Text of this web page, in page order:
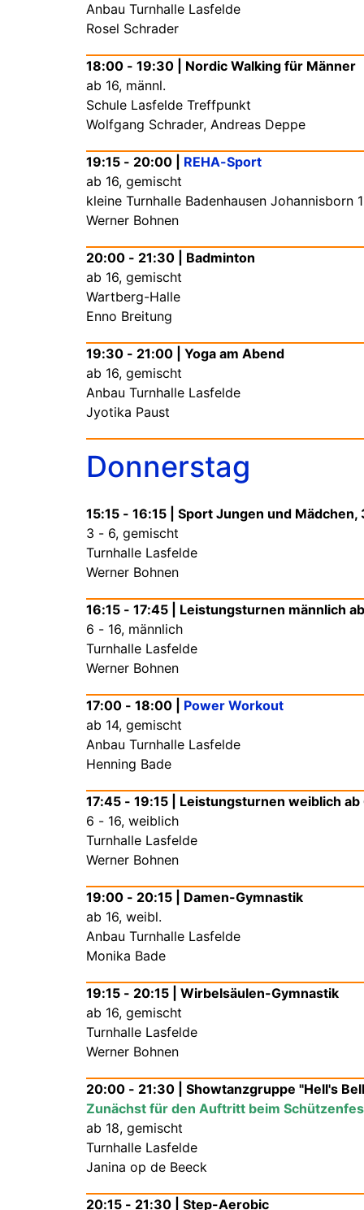
Anbau Turnhalle Lasfelde
Rosel Schrader
18:00 - 19:30 | Nordic Walking für Männer
ab 16, männl.
Schule Lasfelde Treffpunkt
Wolfgang Schrader, Andreas Deppe
19:15 - 20:00 | REHA-Sport
ab 16, gemischt
kleine Turnhalle Badenhausen Johannisborn
Werner Bohnen
20:00 - 21:30 | Badminton
ab 16, gemischt
Wartberg-Halle
Enno Breitung
19:30 - 21:00 | Yoga am Abend
ab 16, gemischt
Anbau Turnhalle Lasfelde
Jyotika Paust
Donnerstag
15:15 - 16:15 | Sport Jungen und Mädchen,
3 - 6, gemischt
Turnhalle Lasfelde
Werner Bohnen
16:15 - 17:45 | Leistungsturnen männlich
6 - 16, männlich
Turnhalle Lasfelde
Werner Bohnen
17:00 - 18:00 | Power Workout
ab 14, gemischt
Anbau Turnhalle Lasfelde
Henning Bade
17:45 - 19:15 | Leistungsturnen weiblich ab
6 - 16, weiblich
Turnhalle Lasfelde
Werner Bohnen
19:00 - 20:15 | Damen-Gymnastik
ab 16, weibl.
Anbau Turnhalle Lasfelde
Monika Bade
19:15 - 20:15 | Wirbelsäulen-Gymnastik
ab 16, gemischt
Turnhalle Lasfelde
Werner Bohnen
20:00 - 21:30 | Showtanzgruppe "Hell's
Zunächst für den Auftritt beim
ab 18, gemischt
Turnhalle Lasfelde
Janina op de Beeck
20:15 - 21:30 | Step-Aerobic